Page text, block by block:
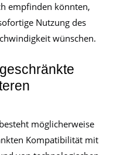
empfinden könnten,
Nutzung des
wünschen.
möglicherweise
Kompatibilität mit